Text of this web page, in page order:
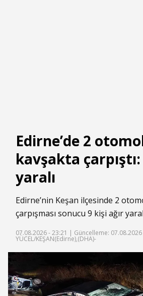
Edirne’de 2
kavşakta çarpıştı:
yaralı
Edirne’nin Keşan ilçesinde 2
çarpışması sonucu 9 kişi ağır
07.08.2026 - 23:21 | Güncelleme: 07.08.2026
YÜCEL/KEŞAN(Edirne),(DHA)-